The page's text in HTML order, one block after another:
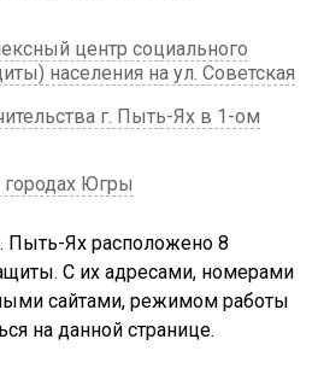
центр социального
населения на ул. Советская
г. Пыть-Ях в 1-ом
городах Югры
Пыть-Ях расположено 8
С их адресами, номерами
сайтами, режимом работы
на данной странице.